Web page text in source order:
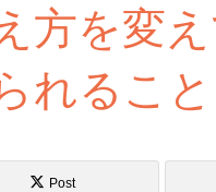
方を変
れるこ
Post